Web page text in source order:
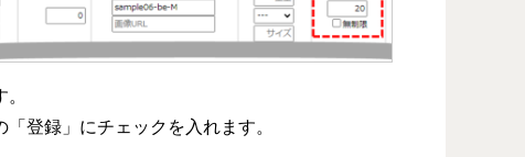
登録」にチェックを入れます。